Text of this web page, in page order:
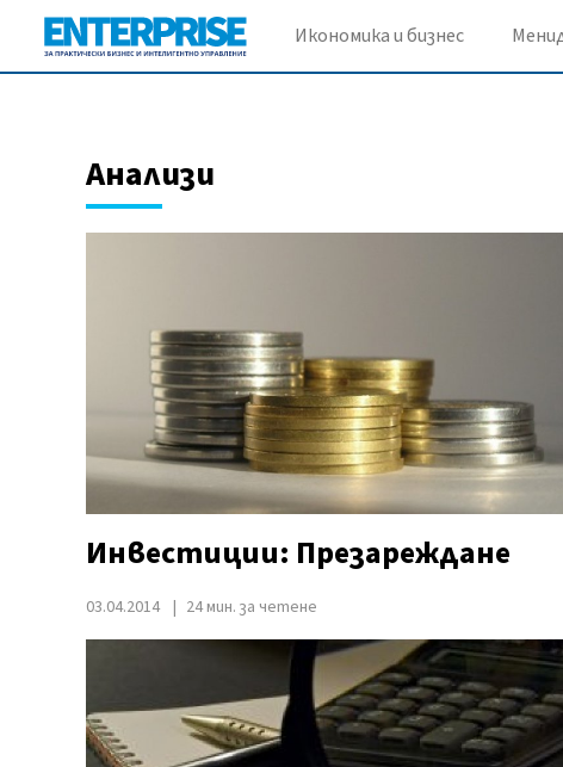
Икономика и бизнес
Анализи
Инвестиции: Презареждане
03.04.2014 24 мин. за четене